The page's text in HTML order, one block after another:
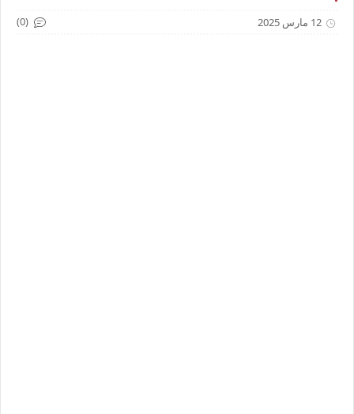
12 مارس 2025 (0)